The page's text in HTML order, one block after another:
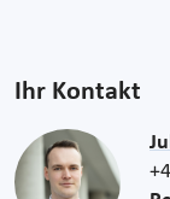
Ihr Kontakt